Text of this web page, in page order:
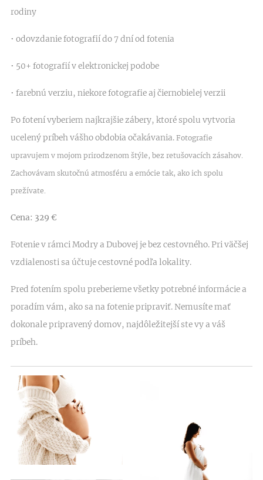
rodiny
• odovzdanie fotografií do 7 dní od fotenia
• 50+ fotografií v elektronickej podobe
• farebnú verziu, niekore fotografie aj čiernobielej verzii
Po fotení vyberiem najkrajšie zábery, ktoré spolu vytvoria
ucelený príbeh vášho obdobia očakávania. Fotografie
upravujem v mojom prirodzenom štýle, bez retušovacích zásahov.
Zachovávam skutočnú atmosféru a emócie tak, ako ich spolu
prežívate. 🤍
Cena: 329 €
Fotenie v rámci Modry a Dubovej je bez cestovného. Pri väčšej
vzdialenosti sa účtuje cestovné podľa lokality.
Pred fotením spolu preberieme všetky potrebné informácie a
poradím vám, ako sa na fotenie pripraviť. Nemusíte mať
dokonale pripravený domov, najdôležitejší ste vy a váš
príbeh. 🤍